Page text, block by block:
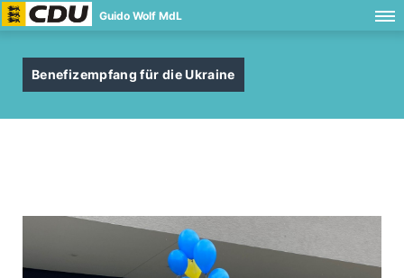
Guido Wolf MdL
Benefizempfang für die Ukraine